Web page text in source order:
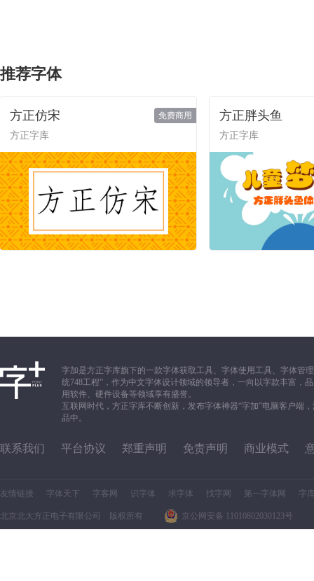
推荐字体
方正仿宋
方正字库
免费商用 方正胖头鱼
方正字库
字加是方正字库旗下的一款字体获取工具、字体使用工具、字体管
统748工程”，作为中文字体设计领域的领导者，一向以字款丰富，
用软件、硬件设备等领域享有盛誉。
互联网时代，方正字库不断创新，发布字体神器“字加”电脑客户端
品中。
联系我们 平台协议 郑重声明 免责声明 商业模式
友情链接 字体天下 字客网 识字体 求字体 找字网 第一字体网 字
北京北大方正电子有限公司 版权所有 京公网安备 11010802030123号